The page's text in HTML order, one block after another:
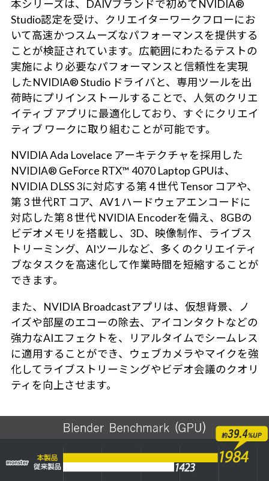
本シリーズは、DAIVブランドで初めてNVIDIA®
Studio認定を受け、クリエイターワークフローにお
いて高速かつスムーズなパフォーマンスを提供する
ことが検証されています。広範囲にわたるテストの
実施により必要なパフォーマンスと信頼性を実現
したNVIDIA® Studio ドライバと、専用ツールを出
荷時にプリインストールすることで、人気のクリエ
イティブ アプリに最適化しており、すぐにクリエイ
ティブ ワークに取り組むことが可能です。
NVIDIA Ada Lovelace アーキテクチャを採用した
NVIDIA® GeForce RTX™ 4070 Laptop GPUは、
NVIDIA DLSS 3に対応する第 4 世代 Tensor コアや、
第 3 世代RT コア、AV1 ハードウェアエンコードに
対応した第 8 世代 NVIDIA Encoderを備え、8GBの
ビデオメモリを搭載し、3D、映像制作、ライブス
トリーミング、AIツールなど、多くのクリエイティ
ブなタスクを高速化して作業時間を短縮することが
できます。
また、NVIDIA Broadcastアプリは、仮想背景、ノ
イズや部屋のエコーの除去、アイコンタクトなどの
強力なAIエフェクトを、リアルタイムでシームレス
に適用することができ、ウェブカメラやマイクを強
化してライブストリーミングやビデオ会議のクオリ
ティを向上させます。